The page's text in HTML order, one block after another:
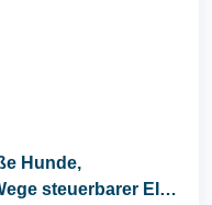
Hunde,
steuerbarer EIN-